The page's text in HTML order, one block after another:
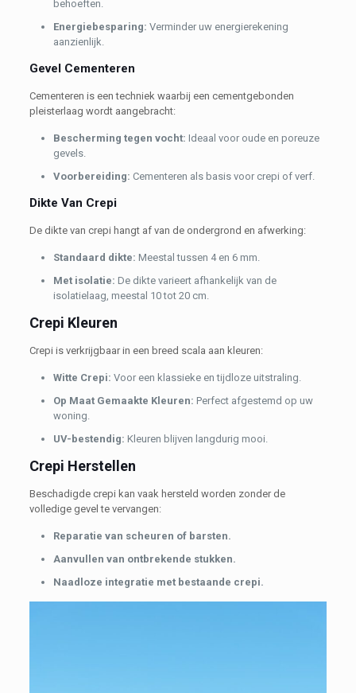
behoeften.
Energiebesparing: Verminder uw energierekening
aanzienlijk.
Gevel Cementeren
Cementeren is een techniek waarbij een cementgebonden
pleisterlaag wordt aangebracht:
Bescherming tegen vocht: Ideaal voor oude en poreuze
gevels.
Voorbereiding: Cementeren als basis voor crepi of verf.
Dikte Van Crepi
De dikte van crepi hangt af van de ondergrond en afwerking:
Standaard dikte: Meestal tussen 4 en 6 mm.
Met isolatie: De dikte varieert afhankelijk van de
isolatielaag, meestal 10 tot 20 cm.
Crepi Kleuren
Crepi is verkrijgbaar in een breed scala aan kleuren:
Witte Crepi: Voor een klassieke en tijdloze uitstraling.
Op Maat Gemaakte Kleuren: Perfect afgestemd op uw
woning.
UV-bestendig: Kleuren blijven langdurig mooi.
Crepi Herstellen
Beschadigde crepi kan vaak hersteld worden zonder de
volledige gevel te vervangen:
Reparatie van scheuren of barsten.
Aanvullen van ontbrekende stukken.
Naadloze integratie met bestaande crepi.